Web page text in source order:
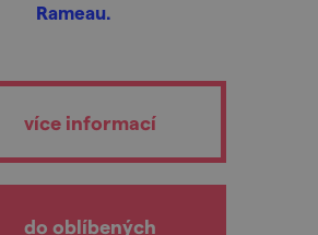
Rameau.
více informací
do oblíbených